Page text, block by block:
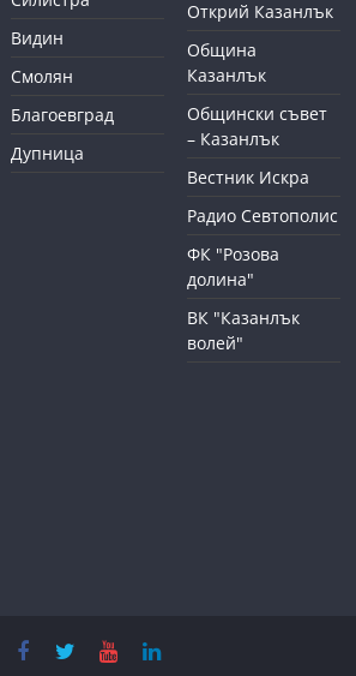
Видин
Смолян
Благоевград
Дупница
Открий Казанлък
Община
Казанлък
Общински съвет
– Казанлък
Вестник Искра
Радио Севтополис
ФК "Розова
долина"
ВК "Казанлък
волей"